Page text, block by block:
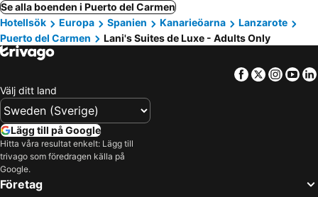
Se alla boenden i Puerto del Carmen
Hotellsök
Europa Spanien Kanarieöarna
Lanzarote
Puerto del Carmen
Lani's Suites de Luxe - Adults Only
Facebook
Twitter
Välj ditt land
Lägg till på Google
Hitta våra resultat enkelt: Lägg till
trivago som föredragen källa på
Google.
Företag